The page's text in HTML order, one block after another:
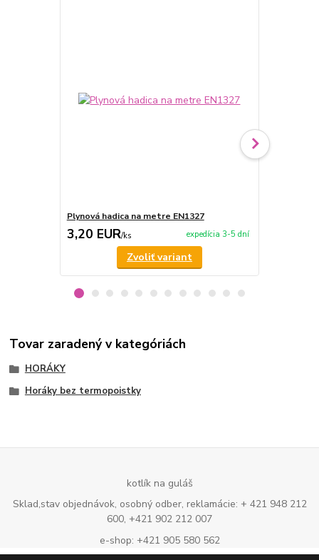
Plynová hadica na metre EN1327
3,20 EUR/ks expedícia 3-5 dní
Zvoliť variant
Tovar zaradený v kategóriách
HORÁKY
Horáky bez termopoistky
kotlík na guláš
Sklad,stav objednávok, osobný odber, reklamácie: + 421 948 212
600, +421 902 212 007
e-shop: +421 905 580 562